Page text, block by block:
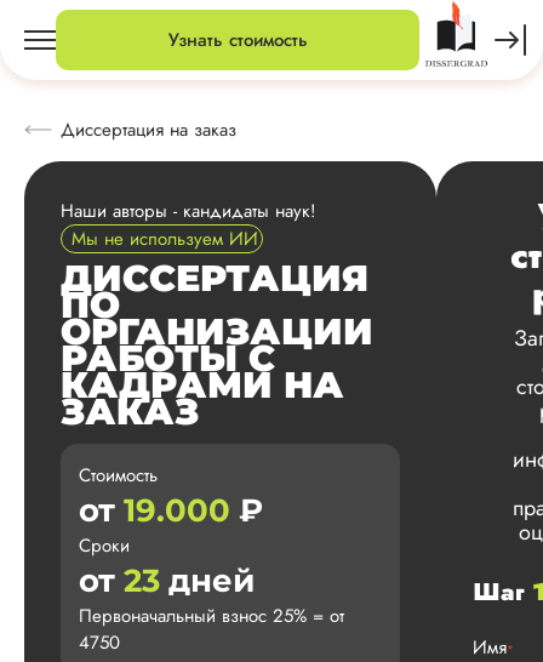
Узнать стоимость
Диссертация на заказ
Наши авторы - кандидаты наук!
Мы не используем ИИ
ДИССЕРТАЦИЯ
ПО
ОРГАНИЗАЦИИ
РАБОТЫ С
КАДРАМИ НА
ЗАКАЗ
Стоимость
от 19.000 ₽
Сроки
от 23 дней
Первоначальный взнос 25% = от
4750
Шаг
Имя*